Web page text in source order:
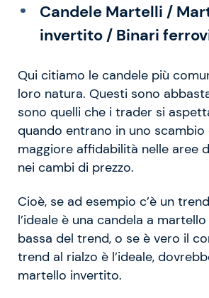
Candele Martelli /
invertito / Binari
Qui citiamo le candele più
loro natura. Questi sono
sono quelli che i trader si
quando entrano in uno scambio
maggiore affidabilità nelle aree
nei cambi di prezzo.
Cioè, se ad esempio c’è un
l’ideale è una candela a martello
bassa del trend, o se è vero il
trend al rialzo è l’ideale,
martello invertito.